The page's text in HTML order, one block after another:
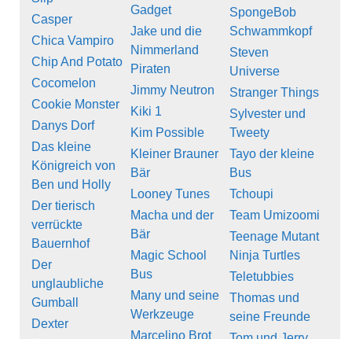
Casper
Chica Vampiro
Chip And Potato
Cocomelon
Cookie Monster
Danys Dorf
Das kleine
Königreich von
Ben und Holly
Der tierisch
verrückte
Bauernhof
Der
unglaubliche
Gumball
Dexter
Gadget
Jake und die
Nimmerland
Piraten
Jimmy Neutron
Kiki 1
Kim Possible
Kleiner Brauner
Bär
Looney Tunes
Macha und der
Bär
Magic School
Bus
Many und seine
Werkzeuge
Marcelino Brot
SpongeBob
Schwammkopf
Steven
Universe
Stranger Things
Sylvester und
Tweety
Tayo der kleine
Bus
Tchoupi
Team Umizoomi
Teenage Mutant
Ninja Turtles
Teletubbies
Thomas und
seine Freunde